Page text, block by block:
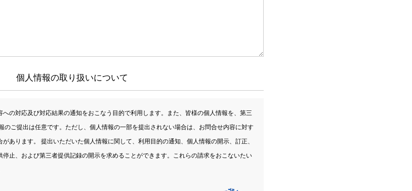
個人情報の取り扱いについて
の対応及び対応結果の通知をおこなう目的で利用します。また、皆様の個人情報を、第三
のご提出は任意です。ただし、個人情報の一部を提出されない場合は、お問合せ内容に対す
あります。 提出いただいた個人情報に関して、利用目的の通知、個人情報の開示、訂正、
止、および第三者提供記録の開示を求めることができます。これらの請求をおこないたい